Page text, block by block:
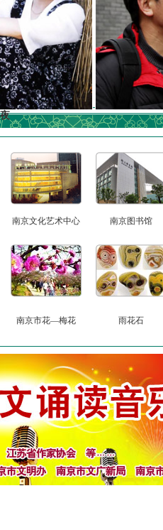
胡弦
南京文化艺术中心 南京图书馆
南京市花—梅花 雨花石